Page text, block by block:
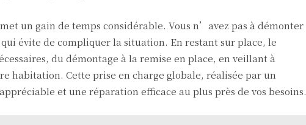
un gain de temps considérable. Vous n’avez pas à démonter
évite de compliquer la situation. En restant sur place, le
du démontage à la remise en place, en veillant à
Cette prise en charge globale, réalisée par un
et une réparation efficace au plus près de vos besoins.